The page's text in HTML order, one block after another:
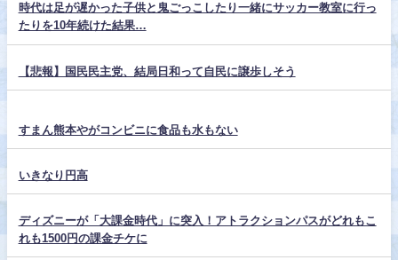
時代は足が遅かった子供と鬼ごっこしたり一緒にサッカー教室に行っ
たりを10年続けた結果…
【悲報】国民民主党、結局日和って自民に譲歩しそう
すまん熊本やがコンビニに食品も水もない
いきなり円高
ディズニーが「大課金時代」に突入！アトラクションパスがどれもこ
れも1500円の課金チケに